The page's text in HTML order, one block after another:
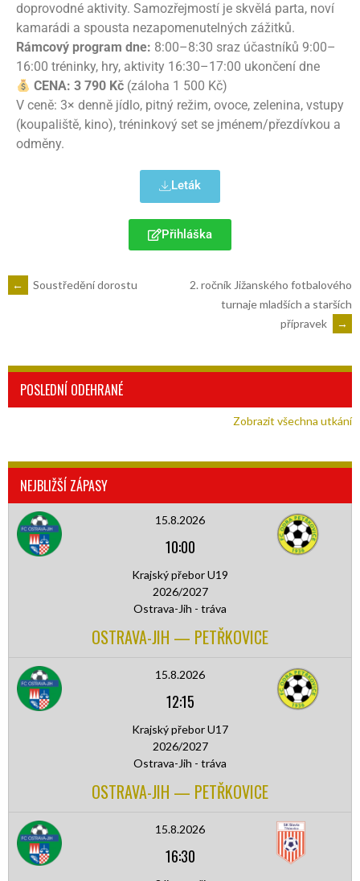
doprovodné aktivity. Samozřejmostí je skvělá parta, noví
kamarádi a spousta nezapomenutelných zážitků.
Rámcový program dne: 8:00–8:30 sraz účastníků 9:00–
16:00 tréninky, hry, aktivity 16:30–17:00 ukončení dne
CENA: 3 790 Kč (záloha 1 500 Kč)
V ceně: 3× denně jídlo, pitný režim, ovoce, zelenina, vstupy
(koupaliště, kino), tréninkový set se jménem/přezdívkou a
odměny.
Leták
Přihláška
← Soustředění dorostu
2. ročník Jižanského fotbalového
turnaje mladších a starších
přípravek
→
POSLEDNÍ ODEHRANÉ
Zobrazit všechna utkání
NEJBLIŽŠÍ ZÁPASY
15.8.2026
10:00
Krajský přebor U19
2026/2027
Ostrava-Jih - tráva
OSTRAVA-JIH — PETŘKOVICE
15.8.2026
12:15
Krajský přebor U17
2026/2027
Ostrava-Jih - tráva
OSTRAVA-JIH — PETŘKOVICE
15.8.2026
16:30